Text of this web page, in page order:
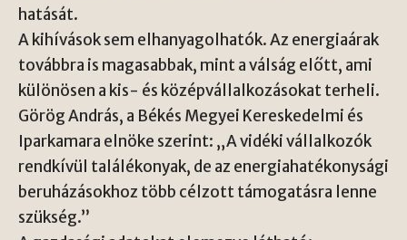
hatását.
A kihívások sem elhanyagolhatók. Az energiaárak
továbbra is magasabbak, mint a válság előtt, ami
különösen a kis- és középvállalkozásokat terheli.
Görög András, a Békés Megyei Kereskedelmi és
Iparkamara elnöke szerint: „A vidéki vállalkozók
rendkívül találékonyak, de az energiahatékonysági
beruházásokhoz több célzott támogatásra lenne
szükség.”